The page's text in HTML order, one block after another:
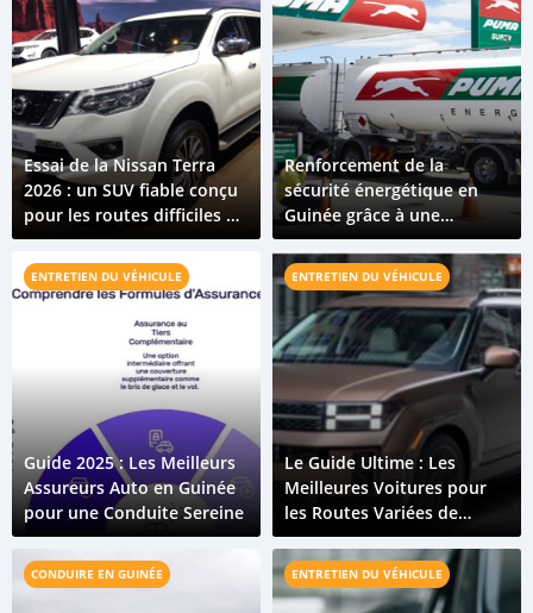
Essai de la Nissan Terra
2026 : un SUV fiable conçu
pour les routes difficiles de
Guinée
Renforcement de la
sécurité énergétique en
Guinée grâce à une
acquisition majeure
ENTRETIEN DU VÉHICULE
Guide 2025 : Les Meilleurs
Assureurs Auto en Guinée
pour une Conduite Sereine
ENTRETIEN DU VÉHICULE
Le Guide Ultime : Les
Meilleures Voitures pour
les Routes Variées de
Guinée
CONDUIRE EN GUINÉE ENTRETIEN DU VÉHICULE